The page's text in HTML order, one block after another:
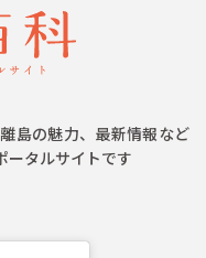
島の魅力、最新情報など
ータルサイトです